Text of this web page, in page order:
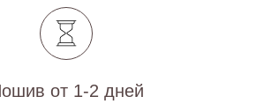
от 1-2 дней